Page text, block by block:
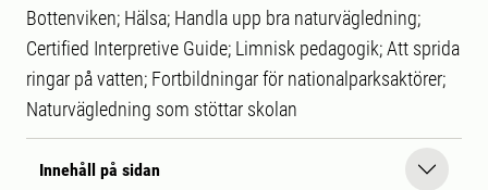
Bottenviken; Hälsa; Handla upp bra naturvägledning;
Certified Interpretive Guide; Limnisk pedagogik; Att sprida
ringar på vatten; Fortbildningar för nationalparksaktörer;
Naturvägledning som stöttar skolan
Innehåll på sidan